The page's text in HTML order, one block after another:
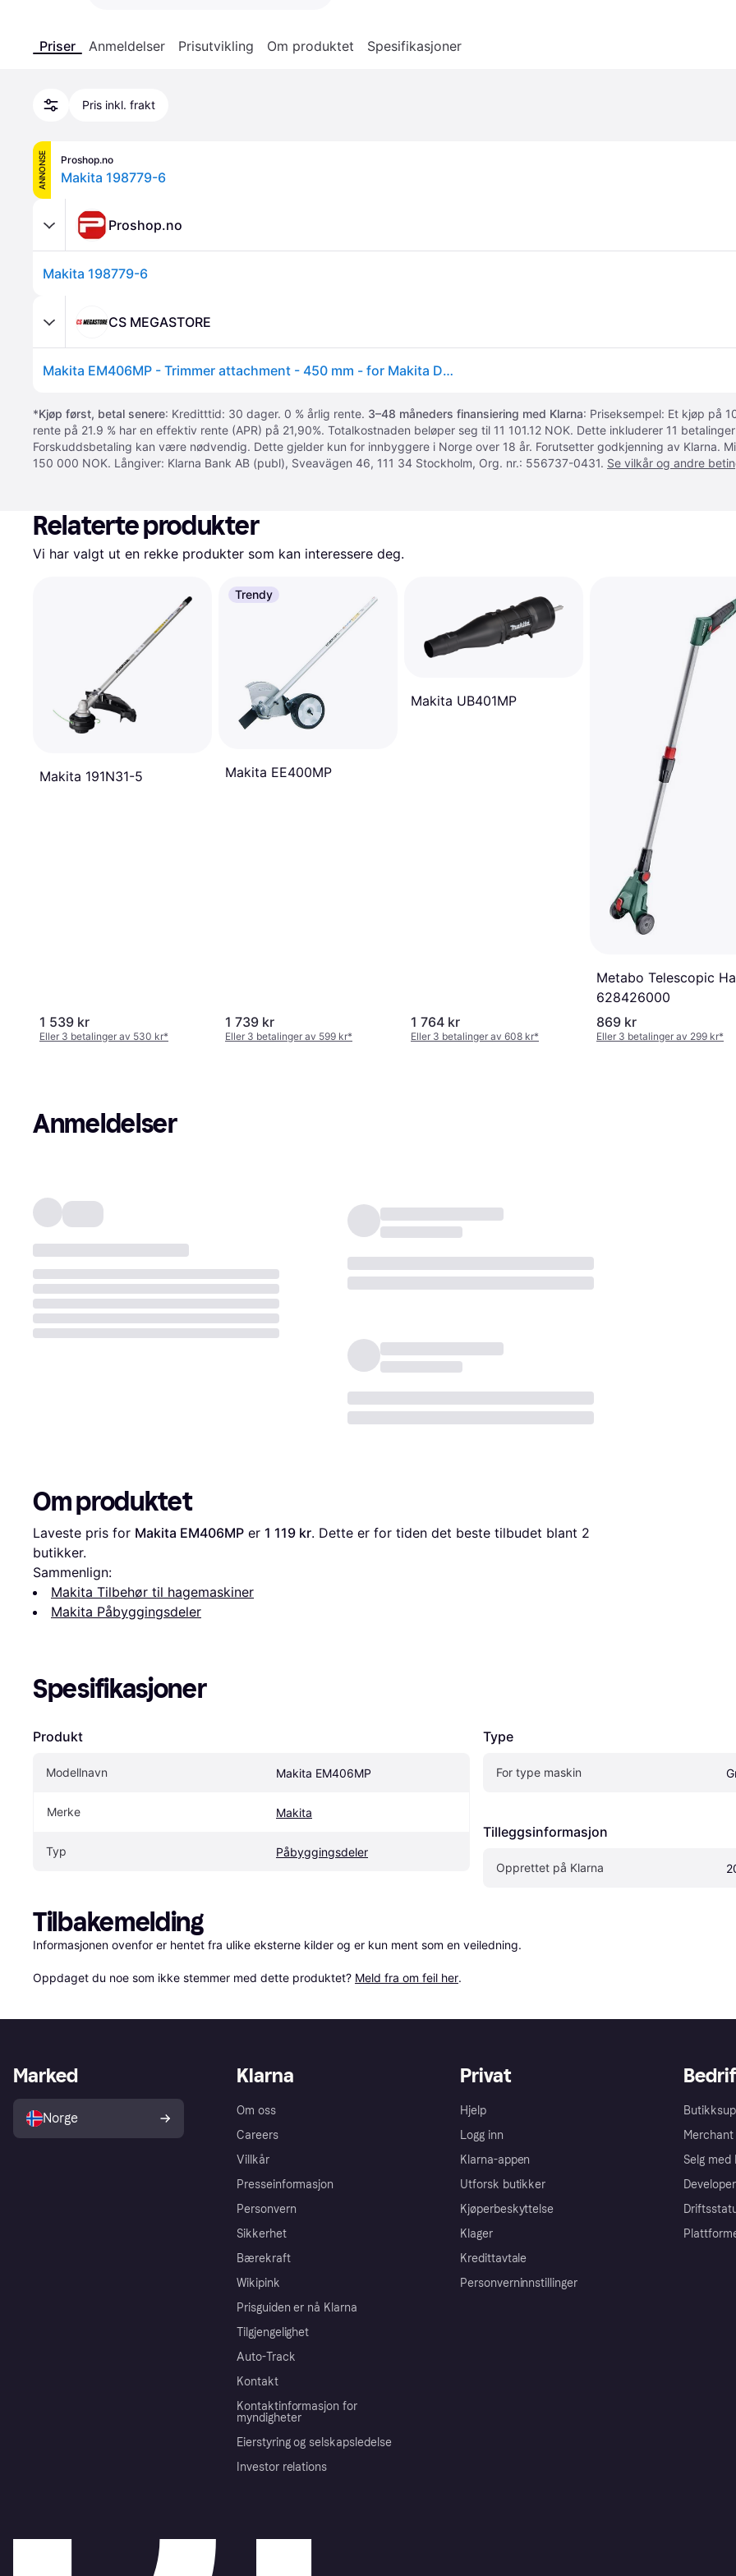
Priser Anmeldelser Prisutvikling Om produktet Spesifikasjoner
Pris inkl. frakt
ANNONSE Proshop.no
Makita 198779-6
Proshop.no
Makita 198779-6
CS MEGASTORE
Makita EM406MP - Trimmer attachment - 450 mm - for Makita DUX60 XGT UX01GZ01
*Kjøp først, betal senere: Kreditttid: 30 dager. 0 % årlig rente. 3–48 måneders finansiering med Klarna: Priseksempel: Et kjøp på
rente på 21.9 % har en effektiv rente (APR) på 21,90%. Totalkostnaden beløper seg til 11 101.12 NOK. Dette inkluderer 11
Forskuddsbetaling kan være nødvendig. Dette gjelder kun for innbyggere i Norge over 18 år. Forutsetter godkjenning av Klarna.
150 000 NOK. Långiver: Klarna Bank AB (publ), Sveavägen 46, 111 34 Stockholm, Org. nr.: 556737-0431. Se vilkår og andre
Relaterte produkter
Vi har valgt ut en rekke produkter som kan interessere deg.
Makita 191N31-5
1 539 kr
Eller 3 betalinger av 530 kr*
Trendy
Makita EE400MP
1 739 kr
Eller 3 betalinger av 599 kr*
Makita UB401MP
1 764 kr
Eller 3 betalinger av 608 kr*
Metabo Telescopic
628426000
869 kr
Eller 3 betalinger av 299 kr*
Anmeldelser
Om produktet
Laveste pris for Makita EM406MP er 1 119 kr. Dette er for tiden det beste tilbudet blant 2
butikker.
Sammenlign:
Makita Tilbehør til hagemaskiner
Makita Påbyggingsdeler
Spesifikasjoner
Produkt
Modellnavn Makita EM406MP
Merke Makita
Typ Påbyggingsdeler
Type
For type maskin
Tilleggsinformasjon
Opprettet på Klarna
Tilbakemelding
Informasjonen ovenfor er hentet fra ulike eksterne kilder og er kun ment som en veiledning.
Oppdaget du noe som ikke stemmer med dette produktet? Meld fra om feil her.
Klarna
Om oss
Careers
Villkår
Presseinformasjon
Personvern
Sikkerhet
Bærekraft
Wikipink
Prisguiden er nå Klarna
Tilgjengelighet
Auto-Track
Kontakt
Kontaktinformasjon for
myndigheter
Eierstyring og selskapsledelse
Investor relations
Privat
Hjelp
Logg inn
Klarna-appen
Utforsk butikker
Kjøperbeskyttelse
Klager
Kredittavtale
Personverninnstillinger
Merchant
Selg med
Marked
Norge